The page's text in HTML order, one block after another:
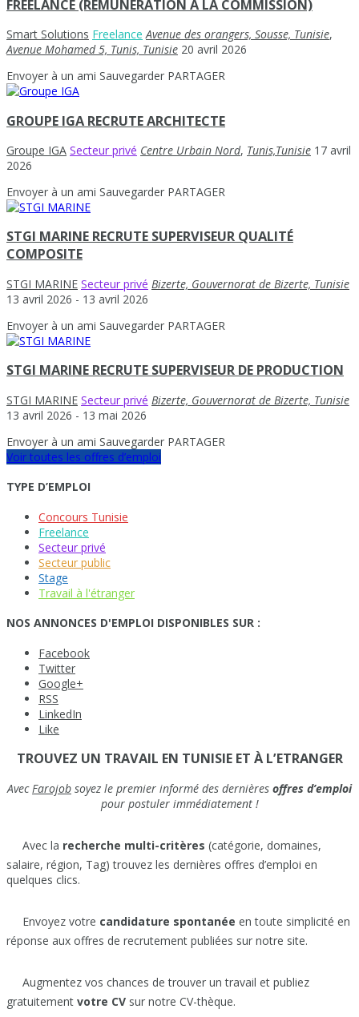
FREELANCE (RÉMUNÉRATION À LA COMMISSION)
Smart Solutions Freelance Avenue des orangers, Sousse, Tunisie,
Avenue Mohamed 5, Tunis, Tunisie 20 avril 2026
Envoyer à un ami Sauvegarder PARTAGER
GROUPE IGA RECRUTE ARCHITECTE
Groupe IGA Secteur privé Centre Urbain Nord, Tunis,Tunisie 17 avril
2026
Envoyer à un ami Sauvegarder PARTAGER
STGI MARINE RECRUTE SUPERVISEUR QUALITÉ
COMPOSITE
STGI MARINE Secteur privé Bizerte, Gouvernorat de Bizerte, Tunisie
13 avril 2026 - 13 avril 2026
Envoyer à un ami Sauvegarder PARTAGER
STGI MARINE RECRUTE SUPERVISEUR DE PRODUCTION
STGI MARINE Secteur privé Bizerte, Gouvernorat de Bizerte, Tunisie
13 avril 2026 - 13 mai 2026
Envoyer à un ami Sauvegarder PARTAGER
Voir toutes les offres d’emploi
TYPE D’EMPLOI
Concours Tunisie
Freelance
Secteur privé
Secteur public
Stage
Travail à l'étranger
NOS ANNONCES D'EMPLOI DISPONIBLES SUR :
Facebook
Twitter
Google+
RSS
LinkedIn
Like
TROUVEZ UN TRAVAIL EN TUNISIE ET À L’ETRANGER
Avec Farojob soyez le premier informé des dernières offres d’emploi
pour postuler immédiatement !
Avec la recherche multi-critères (catégorie, domaines,
salaire, région, Tag) trouvez les dernières offres d’emploi en
quelques clics.
Envoyez votre candidature spontanée en toute simplicité en
réponse aux offres de recrutement publiées sur notre site.
Augmentez vos chances de trouver un travail et publiez
gratuitement votre CV sur notre CV-thèque.